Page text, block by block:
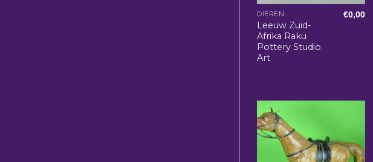
DIEREN
Leeuw Zuid-
Afrika Raku
Pottery Studio
Art
€0,00